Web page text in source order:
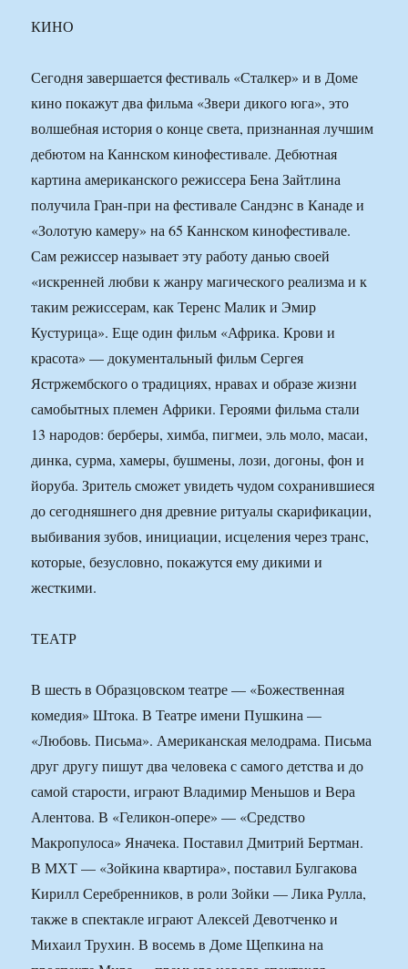
КИНО
Сегодня завершается фестиваль «Сталкер» и в Доме
кино покажут два фильма «Звери дикого юга», это
волшебная история о конце света, признанная лучшим
дебютом на Каннском кинофестивале. Дебютная
картина американского режиссера Бена Зайтлина
получила Гран-при на фестивале Сандэнс в Канаде и
«Золотую камеру» на 65 Каннском кинофестивале.
Сам режиссер называет эту работу данью своей
«искренней любви к жанру магического реализма и к
таким режиссерам, как Теренс Малик и Эмир
Кустурица». Еще один фильм «Африка. Крови и
красота» — документальный фильм Сергея
Ястржембского о традициях, нравах и образе жизни
самобытных племен Африки. Героями фильма стали
13 народов: берберы, химба, пигмеи, эль моло, масаи,
динка, сурма, хамеры, бушмены, лози, догоны, фон и
йоруба. Зритель сможет увидеть чудом сохранившиеся
до сегодняшнего дня древние ритуалы скарификации,
выбивания зубов, инициации, исцеления через транс,
которые, безусловно, покажутся ему дикими и
жесткими.
ТЕАТР
В шесть в Образцовском театре — «Божественная
комедия» Штока. В Театре имени Пушкина —
«Любовь. Письма». Американская мелодрама. Письма
друг другу пишут два человека с самого детства и до
самой старости, играют Владимир Меньшов и Вера
Алентова. В «Геликон-опере» — «Средство
Макропулоса» Яначека. Поставил Дмитрий Бертман.
В МХТ — «Зойкина квартира», поставил Булгакова
Кирилл Серебренников, в роли Зойки — Лика Рулла,
также в спектакле играют Алексей Девотченко и
Михаил Трухин. В восемь в Доме Щепкина на